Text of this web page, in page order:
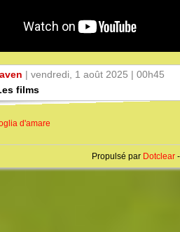
| vendredi, 1 août 2025 | 00h45
films
d'amare
Propulsé par Dotclear